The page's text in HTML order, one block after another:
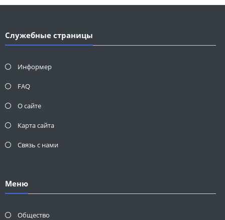
Служебные страницы
Информер
FAQ
О сайте
Карта сайта
Связь с нами
Меню
Общество